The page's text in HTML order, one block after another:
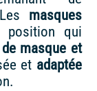
masques
position qui
de masque et
et adaptée